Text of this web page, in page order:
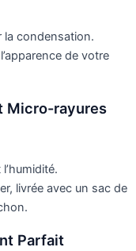
la condensation.
de votre
Micro-rayures
livrée avec un sac de
Parfait